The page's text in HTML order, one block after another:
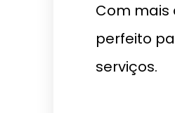
Com mais
perfeito
serviços.